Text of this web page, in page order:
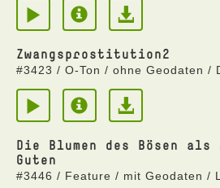
Zwangsprostitution2
#3423 / O-Ton / ohne Geodaten /
Die Blumen des Bösen als
Guten
#3446 / Feature / mit Geodaten /